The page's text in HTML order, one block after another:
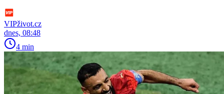
VIPživot.cz
dnes, 08:48
4 min